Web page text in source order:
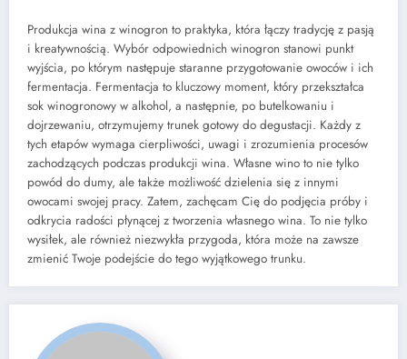
Produkcja wina z winogron to praktyka, która łączy tradycję z pasją
i kreatywnością. Wybór odpowiednich winogron stanowi punkt
wyjścia, po którym następuje staranne przygotowanie owoców i ich
fermentacja. Fermentacja to kluczowy moment, który przekształca
sok winogronowy w alkohol, a następnie, po butelkowaniu i
dojrzewaniu, otrzymujemy trunek gotowy do degustacji. Każdy z
tych etapów wymaga cierpliwości, uwagi i zrozumienia procesów
zachodzących podczas produkcji wina. Własne wino to nie tylko
powód do dumy, ale także możliwość dzielenia się z innymi
owocami swojej pracy. Zatem, zachęcam Cię do podjęcia próby i
odkrycia radości płynącej z tworzenia własnego wina. To nie tylko
wysiłek, ale również niezwykła przygoda, która może na zawsze
zmienić Twoje podejście do tego wyjątkowego trunku.